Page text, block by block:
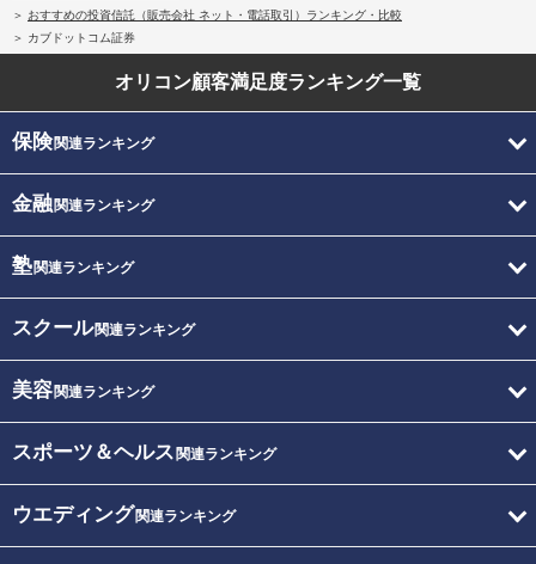
おすすめの投資信託（販売会社 ネット・電話取引）ランキング・比較
カブドットコム証券
オリコン顧客満足度ランキング一覧
保険関連ランキング
金融関連ランキング
塾関連ランキング
スクール関連ランキング
美容関連ランキング
スポーツ＆ヘルス 関連ランキング
ウエディング関連ランキング